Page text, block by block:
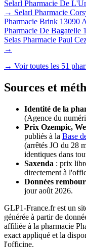
Selarl Pharmacie De
→ Selarl Pharmacie
Pharmacie Brink 13090
Pharmacie De Bagatelle
Selas Pharmacie Paul
→
→ Voir toutes les 51
Sources et
Identité de la
(Agence du
Prix Ozempic,
publiés à la Base
(arrêtés JO du 28
identiques dans
Saxenda : prix
directement à
Données
jour août 2026.
GLP1-France.fr est un
générée à partir de
affiliée à la pharmacie
exact appliqué et la
l'officine.